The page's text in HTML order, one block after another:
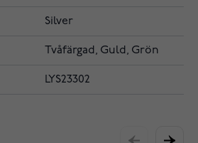
Silver
Tvåfärgad, Guld, Grön
LYS23302